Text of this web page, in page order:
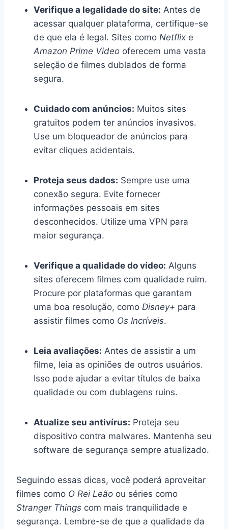
Verifique a legalidade do site: Antes de
acessar qualquer plataforma, certifique-se
de que ela é legal. Sites como Netflix e
Amazon Prime Video oferecem uma vasta
seleção de filmes dublados de forma
segura.
Cuidado com anúncios: Muitos sites
gratuitos podem ter anúncios invasivos.
Use um bloqueador de anúncios para
evitar cliques acidentais.
Proteja seus dados: Sempre use uma
conexão segura. Evite fornecer
informações pessoais em sites
desconhecidos. Utilize uma VPN para
maior segurança.
Verifique a qualidade do vídeo: Alguns
sites oferecem filmes com qualidade ruim.
Procure por plataformas que garantam
uma boa resolução, como Disney+ para
assistir filmes como Os Incríveis.
Leia avaliações: Antes de assistir a um
filme, leia as opiniões de outros usuários.
Isso pode ajudar a evitar títulos de baixa
qualidade ou com dublagens ruins.
Atualize seu antivírus: Proteja seu
dispositivo contra malwares. Mantenha seu
software de segurança sempre atualizado.
Seguindo essas dicas, você poderá aproveitar
filmes como O Rei Leão ou séries como
Stranger Things com mais tranquilidade e
segurança. Lembre-se de que a qualidade da